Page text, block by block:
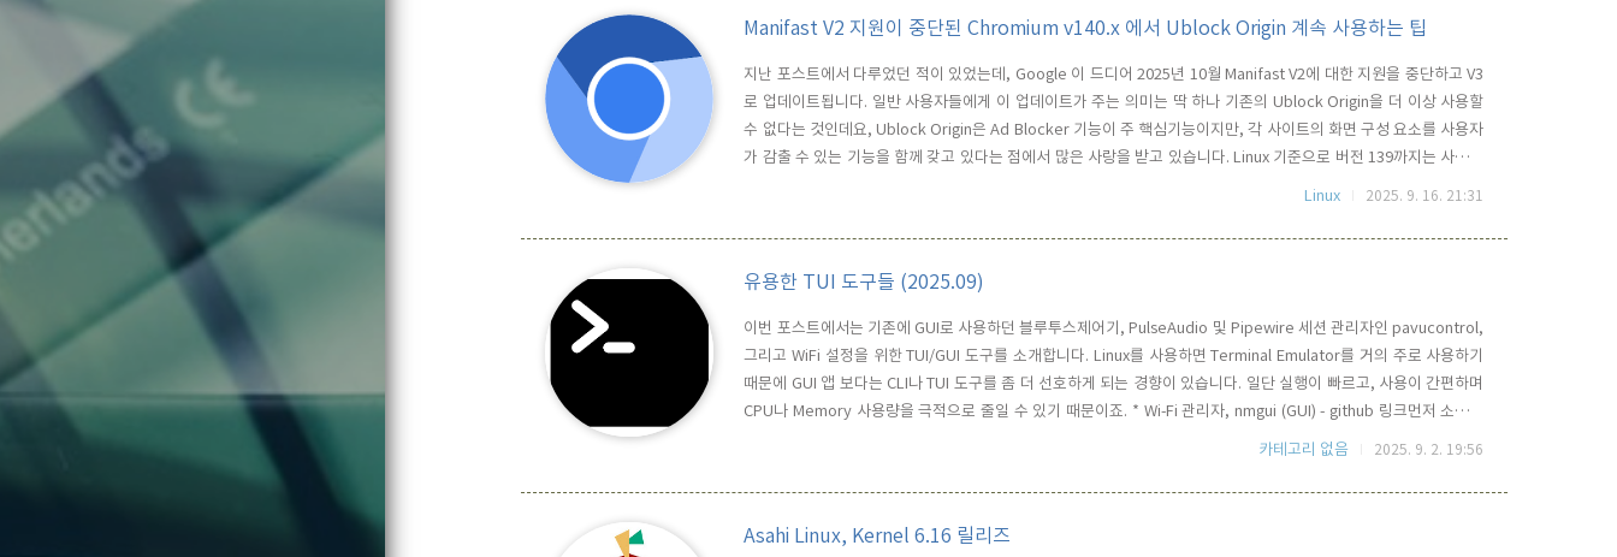
Manifast V2 지원이 중단된 Chromium v140.x 에서 Ublock Origin 계속 사용하는 팁
지난 포스트에서 다루었던 적이 있었는데, Google 이 드디어 2025년 10월 Manifast V2에 대한 지원을 중단하고 V3
로 업데이트됩니다. 일반 사용자들에게 이 업데이트가 주는 의미는 딱 하나 기존의 Ublock Origin을 더 이상 사용할
수 없다는 것인데요, Ublock Origin은 Ad Blocker 기능이 주 핵심기능이지만, 각 사이트의 화면 구성 요소를 사용자
가 감출 수 있는 기능을 함께 갖고 있다는 점에서 많은 사랑을 받고 있습니다. Linux 기준으로 버전 139까지는 사용할
수 있었는데, 최근에 업데이트된 버전 140에서부터 지원이 중단되었습니다. 위의 스샷은 Chromium을 v140.x 로 업
Linux 2025. 9. 16. 21:31
유용한 TUI 도구들 (2025.09)
이번 포스트에서는 기존에 GUI로 사용하던 블루투스제어기, PulseAudio 및 Pipewire 세션 관리자인 pavucontrol,
그리고 WiFi 설정을 위한 TUI/GUI 도구를 소개합니다. Linux를 사용하면 Terminal Emulator를 거의 주로 사용하기
때문에 GUI 앱 보다는 CLI나 TUI 도구를 좀 더 선호하게 되는 경향이 있습니다. 일단 실행이 빠르고, 사용이 간편하며
CPU나 Memory 사용량을 극적으로 줄일 수 있기 때문이죠. * Wi-Fi 관리자, nmgui (GUI) - github 링크먼저 소개하
는 도구는 Wi-Fi 관리도구인 nmgui 입니다. 이 도구는 TUI가 아니라 오히려 GUI입니다. WI-Fi 접속관리는 TUI 보다는
카테고리 없음 2025. 9. 2. 19:56
Asahi Linux, Kernel 6.16 릴리즈